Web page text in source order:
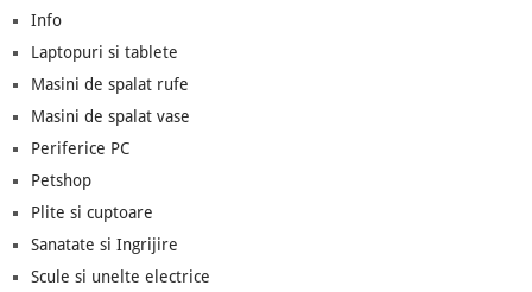
Info
Laptopuri si tablete
Masini de spalat rufe
Masini de spalat vase
Periferice PC
Petshop
Plite si cuptoare
Sanatate si Ingrijire
Scule si unelte electrice